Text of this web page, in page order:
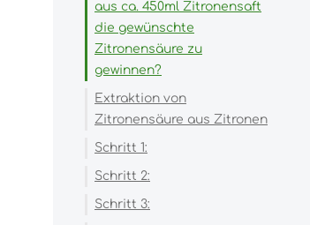
aus ca. 450ml Zitronensaft
die gewünschte
Zitronensäure zu
gewinnen?
Extraktion von
Zitronensäure aus Zitronen
Schritt 1:
Schritt 2:
Schritt 3: